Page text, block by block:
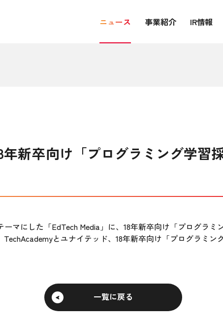
ニュース 事業紹介 IR情報
年新卒向け「プログラミング学習
マにした「EdTech Media」に、18年新卒向け「プログラミ
とユナイテッド、18年新卒向け「プログラミン
一覧に戻る